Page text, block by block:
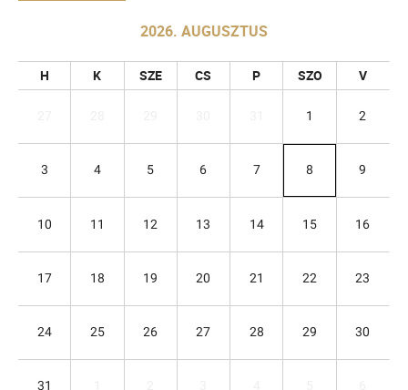
2026. AUGUSZTUS
H K SZE CS P SZO V
1 2
3 4 5 6 7 8 9
10 11 12 13 14 15 16
17 18 19 20 21 22 23
24 25 26 27 28 29 30
31